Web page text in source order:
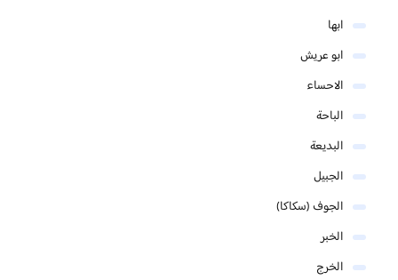
ابها
ابو عريش
الاحساء
الباحة
البديعة
الجبيل
الجوف (سكاكا)
الخبر
الخرج